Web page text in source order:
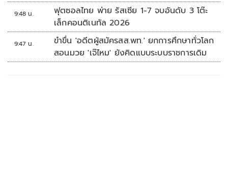
9:48 น.
ฟุตซอลไทย พ่าย รัสเซีย 1-7 จบอันดับ 3 โต๊ะ
เล็กคอนติเนทัล 2026
9:47 น.
ขำขื่น 'อดีตผู้สมัครสส.พท.' ยกการศึกษาทั่วโลก
สอนมวย 'เจ๊ไหม' ยังคิดแบบระบบราชการเดิม